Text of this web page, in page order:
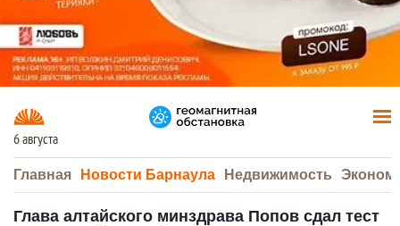
6 августа
Главная Новости Барнаула Недвижимость
Глава алтайского минздрава Попов сдал тест